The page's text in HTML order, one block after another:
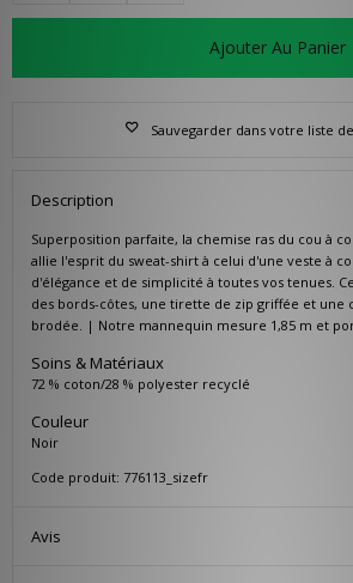
Ajouter Au Panier
Sauvegarder dans votre liste
Description
Superposition parfaite, la chemise ras du cou à
allie l'esprit du sweat-shirt à celui d'une veste à
d'élégance et de simplicité à toutes vos tenues.
des bords-côtes, une tirette de zip griffée et une
brodée. | Notre mannequin mesure 1,85 m et
Soins & Matériaux
72 % coton/28 % polyester recyclé
Couleur
Noir
Code produit: 776113_sizefr
Avis